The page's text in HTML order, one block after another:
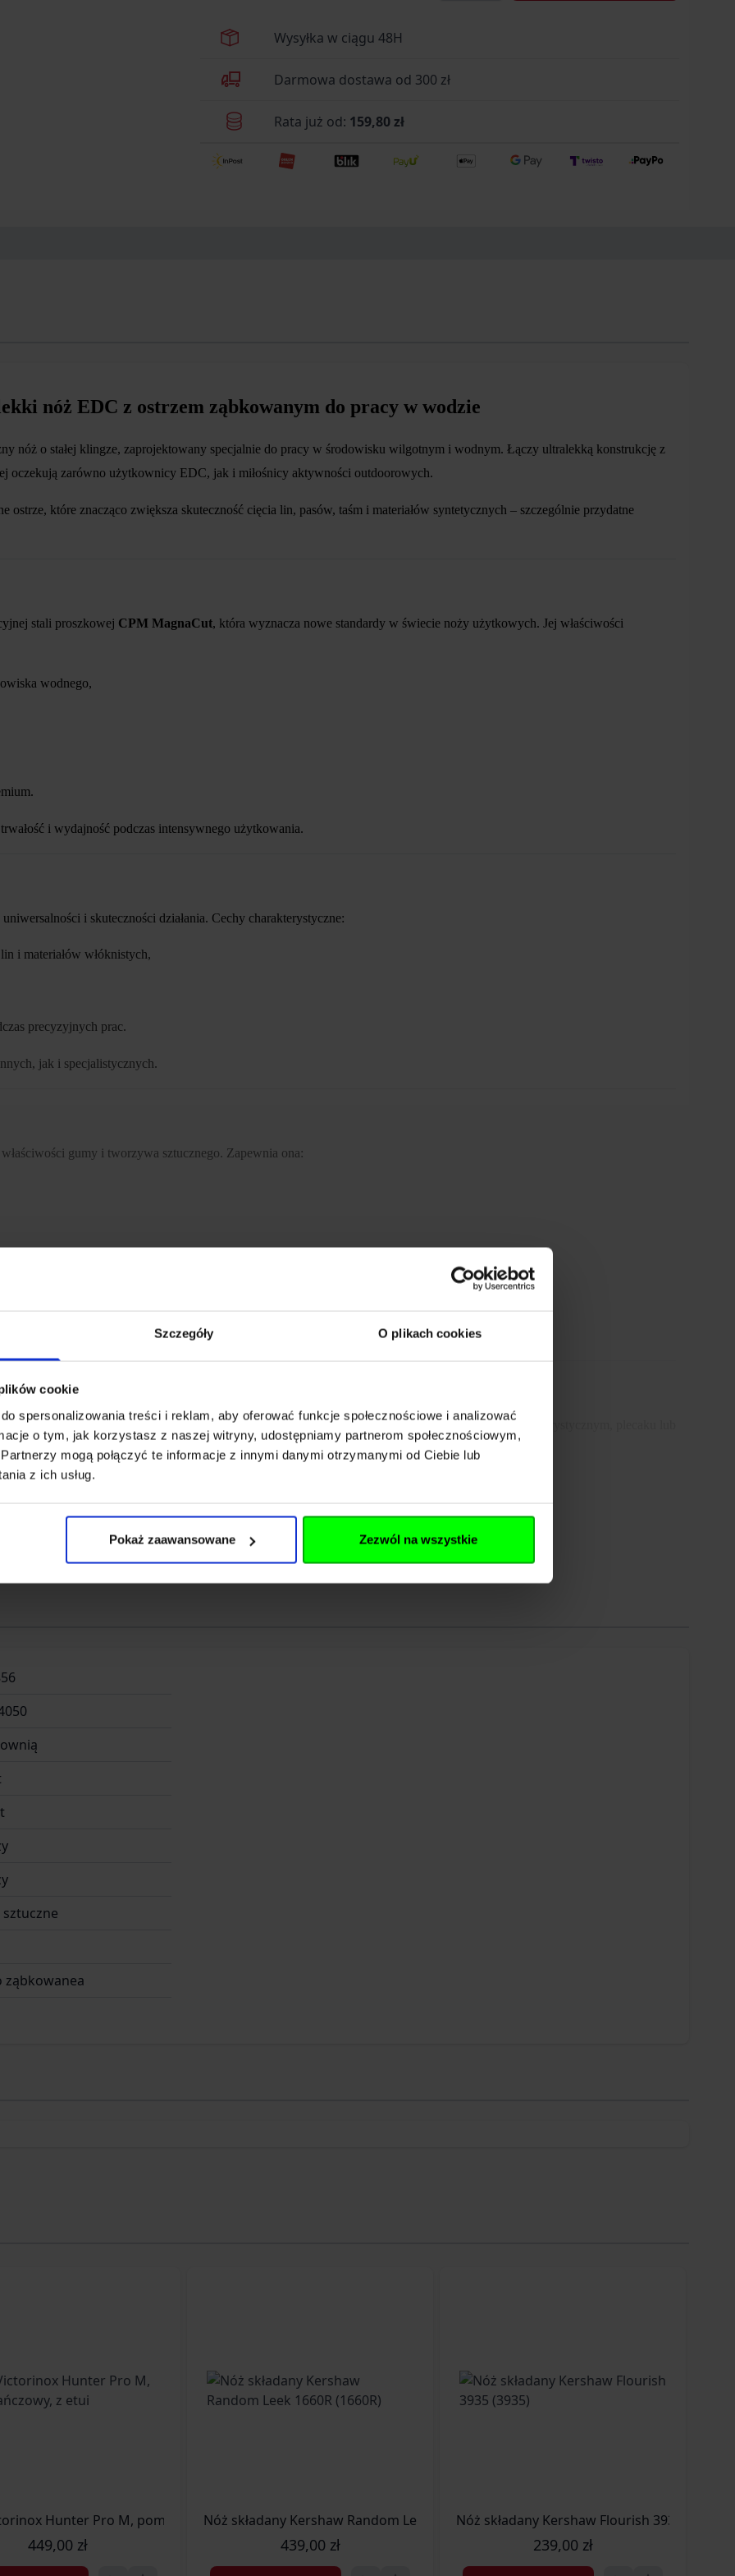
Szczegóły O plikach cookies
cookie
spersonalizowania treści i reklam, aby oferować funkcje społecznościowe i analizować
o tym, jak korzystasz z naszej witryny, udostępniamy partnerom społecznościowym,
mogą połączyć te informacje z innymi danymi otrzymanymi od Ciebie lub
z ich usług.
Pokaż zaawansowane Zezwól na wszystkie
.cs9B897243{text-align:left;text-indent:0pt;margin:0pt 0pt 0pt 0pt}
family:'Times New Roman';font-size:13.5pt;font-weight:bold;font-
type:disc;color:#000000;background-color:transparent;font-family:Arial;font-
– ultralekki nóż EDC z ostrzem ząbkowanym do pracy w wodzie Benchmade
Wysyłka w ciągu 48H
Darmowa dostawa od 300 zł
Rata już od: 159,80 zł
nóż EDC z ostrzem ząbkowanym do pracy w wodzie
nóż o stałej klingze, zaprojektowany specjalnie do pracy w środowisku wilgotnym i wodnym. Łączy ultralekką konstrukcję z
oczekują zarówno użytkownicy EDC, jak i miłośnicy aktywności outdoorowych.
ostrze, które znacząco zwiększa skuteczność cięcia lin, pasów, taśm i materiałów syntetycznych – szczególnie przydatne
stali proszkowej CPM MagnaCut, która wyznacza nowe standardy w świecie noży użytkowych. Jej właściwości
wodnego,
i wydajność podczas intensywnego użytkowania.
i skuteczności działania. Cechy charakterystyczne:
i materiałów włóknistych,
precyzyjnych prac.
jak i specjalistycznych.
właściwości gumy i tworzywa sztucznego. Zapewnia ona:
, który pozwala zabezpieczyć nóż przed zgubieniem – szczególnie przydatny podczas pracy na wodzie.
w przenoszeniu. Kompaktowe rozmiary sprawiają, że bez problemu zmieści się w ekwipunku turystycznym, plecaku lub
z trwałego tworzywa, odpornego na:
mocowanie do pasa, plecaka lub oporządzenia.
ząbkowanea
Hunter Pro M, pomarańczowy, z etui
449,00 zł
Nóż składany Kershaw Random Leek 1660R (1660R)
439,00 zł
Nóż składany Kershaw Flourish 3935 (3935)
239,00 zł